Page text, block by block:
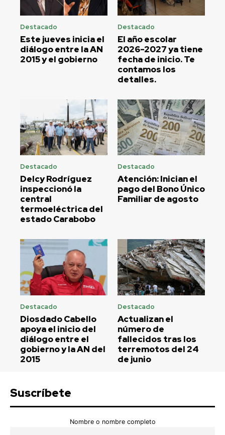
Destacado
Este jueves inicia el
diálogo entre la AN
2015 y el gobierno
Destacado
El año escolar
2026-2027 ya tiene
fecha de inicio. Te
contamos los
detalles.
Destacado
Delcy Rodríguez
inspeccionó la
central
termoeléctrica del
estado Carabobo
Destacado
Atención: Inician el
pago del Bono Único
Familiar de agosto
Destacado
Diosdado Cabello
apoya el inicio del
diálogo entre el
gobierno y la AN del
2015
Destacado
Actualizan el
número de
fallecidos tras los
terremotos del 24
de junio
Suscríbete
Nombre o nombre completo